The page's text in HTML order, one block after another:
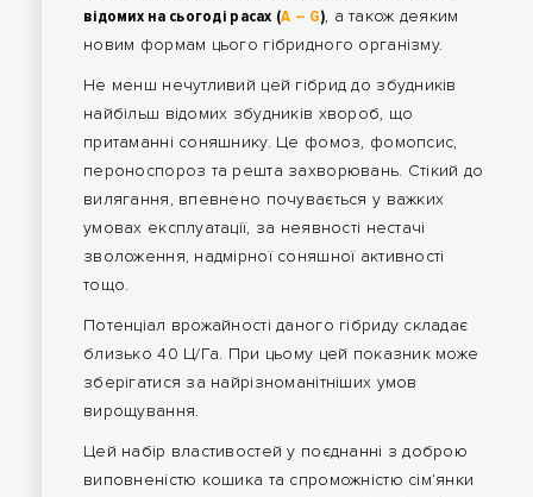
відомих на сьогоді расах (A – G), а також деяким
новим формам цього гібридного організму.
Не менш нечутливий цей гібрид до збудників
найбільш відомих збудників хвороб, що
притаманні соняшнику. Це фомоз, фомопсис,
пероноспороз та решта захворювань. Стікий до
вилягання, впевнено почувається у важких
умовах експлуатації, за неявності нестачі
зволоження, надмірної соняшної активності
тощо.
Потенціал врожайності даного гібриду складає
близько 40 Ц/Га. При цьому цей показник може
зберігатися за найрізноманітніших умов
вирощування.
Цей набір властивостей у поєднанні з доброю
виповненістю кошика та спроможністю сім’янки